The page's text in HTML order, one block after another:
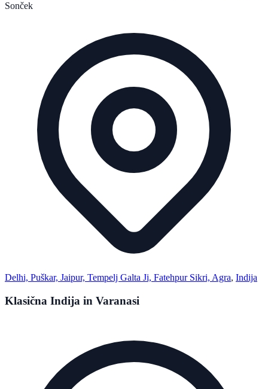
Sonček
Delhi, Puškar, Jaipur, Tempelj Galta Ji, Fatehpur Sikri, Agra, Indija
Klasična Indija in Varanasi